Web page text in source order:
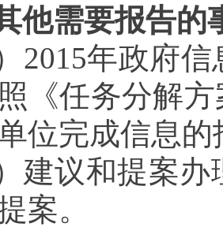
他需要报告的
2015年政府信
《任务分解
位完成信息的
建议和提案
案。